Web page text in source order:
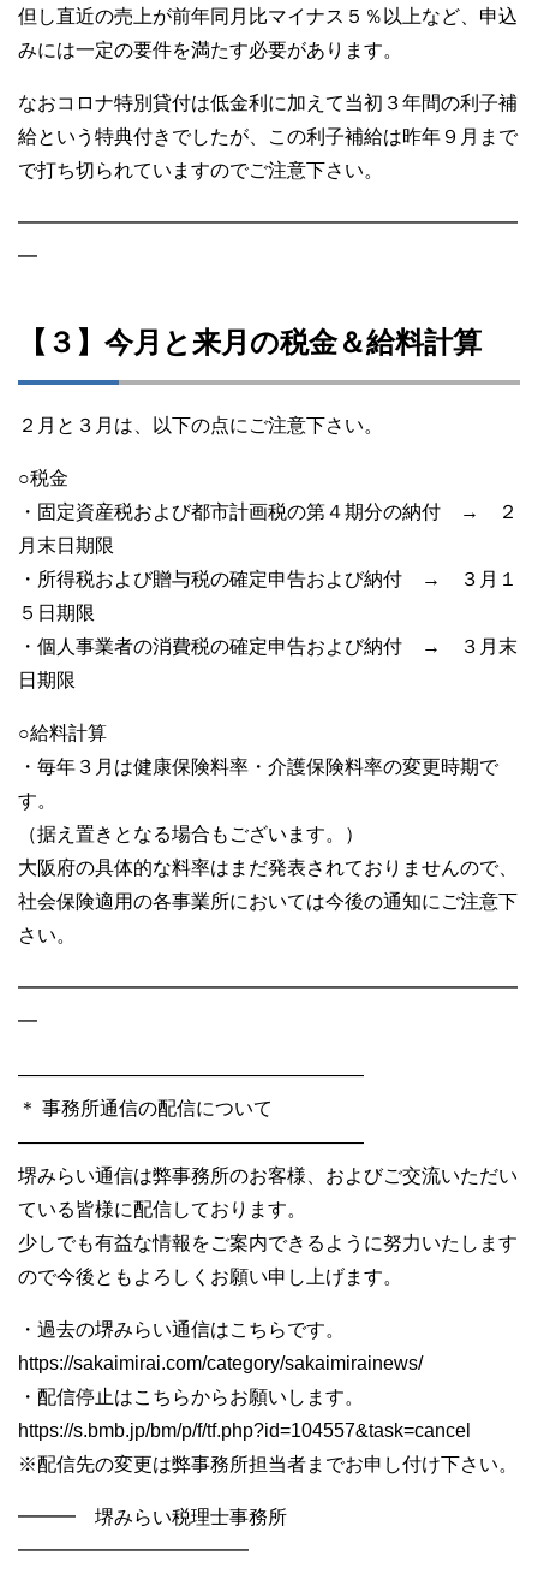
但し直近の売上が前年同月比マイナス５％以上など、申込
みには一定の要件を満たす必要があります。
なおコロナ特別貸付は低金利に加えて当初３年間の利子補
給という特典付きでしたが、この利子補給は昨年９月まで
で打ち切られていますのでご注意下さい。
━━━━━━━━━━━━━━━━━━━━━━━━━━
━
【３】今月と来月の税金＆給料計算
２月と３月は、以下の点にご注意下さい。
○税金
・固定資産税および都市計画税の第４期分の納付 → ２
月末日期限
・所得税および贈与税の確定申告および納付 → ３月１
５日期限
・個人事業者の消費税の確定申告および納付 → ３月末
日期限
○給料計算
・毎年３月は健康保険料率・介護保険料率の変更時期で
す。
（据え置きとなる場合もございます。）
大阪府の具体的な料率はまだ発表されておりませんので、
社会保険適用の各事業所においては今後の通知にご注意下
さい。
━━━━━━━━━━━━━━━━━━━━━━━━━━
━
——————————————————
＊ 事務所通信の配信について
——————————————————
堺みらい通信は弊事務所のお客様、およびご交流いただい
ている皆様に配信しております。
少しでも有益な情報をご案内できるように努力いたします
ので今後ともよろしくお願い申し上げます。
・過去の堺みらい通信はこちらです。
https://sakaimirai.com/category/sakaimirainews/
・配信停止はこちらからお願いします。
https://s.bmb.jp/bm/p/f/tf.php?id=104557&task=cancel
※配信先の変更は弊事務所担当者までお申し付け下さい。
━━━ 堺みらい税理士事務所
━━━━━━━━━━━━